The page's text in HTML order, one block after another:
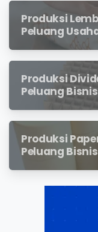
Produksi
Peluang
yang
Produksi
Peluang
Permintaan
Produksi
Peluang